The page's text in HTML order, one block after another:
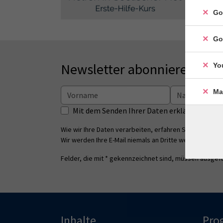
Newsletter abonnieren
Mit dem Senden Ihrer Daten erklären Sie
Wie wir Ihre Daten verarbeiten, erfahren Sie in unseren
Wir werden Ihre E-Mail niemals an Dritte weitergeben.
Felder, die mit * gekennzeichnet sind, müssen